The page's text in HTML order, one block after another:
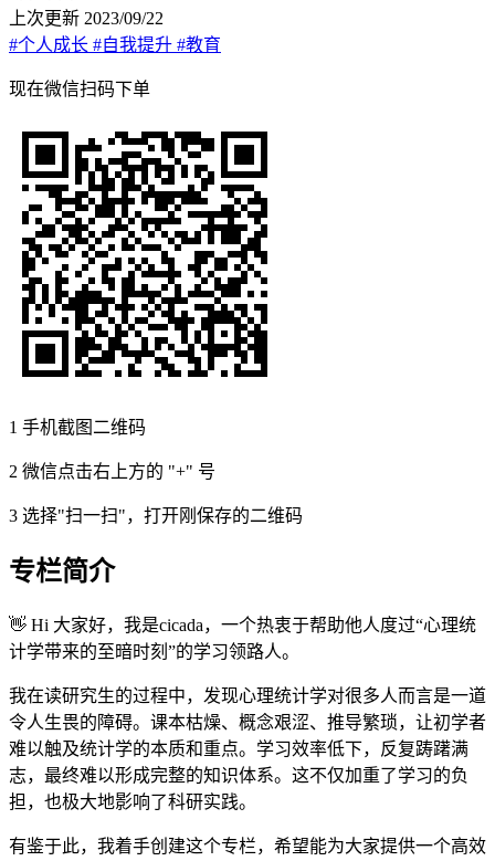
上次更新 2023/09/22
#个人成长 #自我提升 #教育
现在微信扫码下单
1 手机截图二维码
2 微信点击右上方的 "+" 号
3 选择"扫一扫"，打开刚保存的二维码
专栏简介
👋 Hi 大家好，我是cicada，一个热衷于帮助他人度过“心理统
计学带来的至暗时刻”的学习领路人。
我在读研究生的过程中，发现心理统计学对很多人而言是一道
令人生畏的障碍。课本枯燥、概念艰涩、推导繁琐，让初学者
难以触及统计学的本质和重点。学习效率低下，反复踌躇满
志，最终难以形成完整的知识体系。这不仅加重了学习的负
担，也极大地影响了科研实践。
有鉴于此，我着手创建这个专栏，希望能为大家提供一个高效